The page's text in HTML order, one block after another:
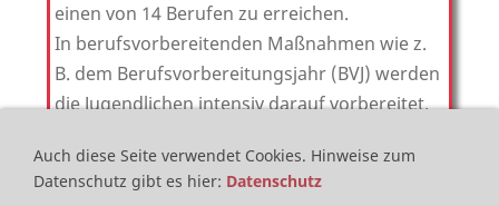
einen von 14 Berufen zu erreichen.
In berufsvorbereitenden Maßnahmen wie z.
B. dem Berufsvorbereitungsjahr (BVJ) werden
die Jugendlichen intensiv darauf vorbereitet.
50 Pädagogen unterrichten fachlich
kompetent und gehen auf die individuellen
Auch diese Seite verwendet Cookies. Hinweise zum
Datenschutz gibt es hier: Datenschutz